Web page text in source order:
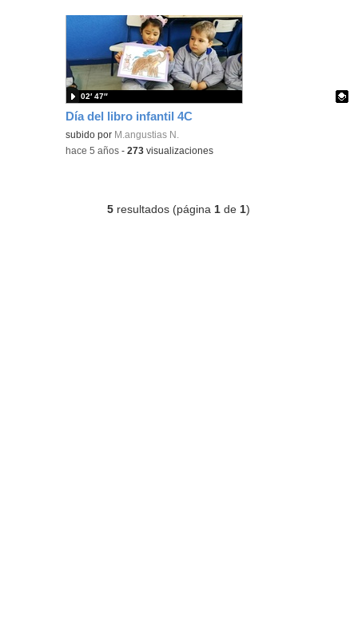
Día del libro infantil 4C
Contenido educativo.
subido por M.angustias N.
02′ 47″
-hace 5 años -273 visualizaciones
5 resultados (página 1 de 1)